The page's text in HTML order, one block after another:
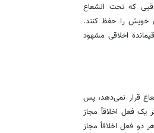
که تحت الشعاع
خویش را حفظ کنند.
اخلاقی مشهود
قرار نمی‌دهد، پس
یک فعل اخلاقاً مجاز
دو فعل اخلاقاً مجاز